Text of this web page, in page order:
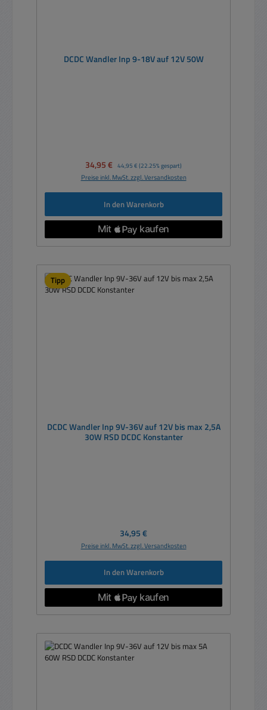
DCDC Wandler Inp 9-18V auf 12V 50W
Verkaufspreis:
34,95 € Regulärer Preis:
44,95 € (22.25% gespart)
Preise inkl. MwSt. zzgl. Versandkosten
In den Warenkorb
Tipp
DCDC Wandler Inp 9V-36V auf 12V bis max 2,5A
30W RSD DCDC Konstanter
Regulärer Preis:
34,95 €
Preise inkl. MwSt. zzgl. Versandkosten
In den Warenkorb